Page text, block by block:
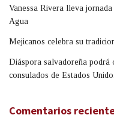
Vanessa Rivera lleva
Agua
Mejicanos celebra su
Diáspora salvadoreña podrá
consulados de Estados
Comentarios